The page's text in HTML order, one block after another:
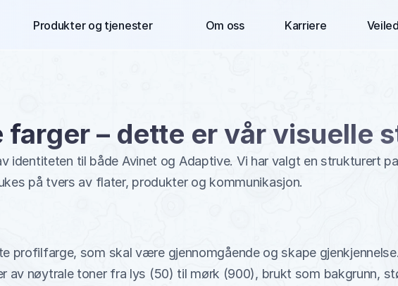
Produkter og tjenester Om oss Karriere
farger – dette er vår visuelle
identiteten til både Avinet og Adaptive. Vi har valgt en strukturert
på tvers av flater, produkter og kommunikasjon.
profilfarge, som skal være gjennomgående og skape gjenkjennelse.
av nøytrale toner fra lys (50) til mørk (900), brukt som bakgrunn,